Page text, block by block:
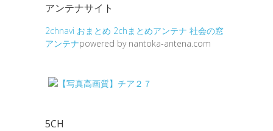
アンテナサイト
2chnavi おまとめ 2chまとめアンテナ 社会の窓
アンテナpowered by nantoka-antena.com
5CH